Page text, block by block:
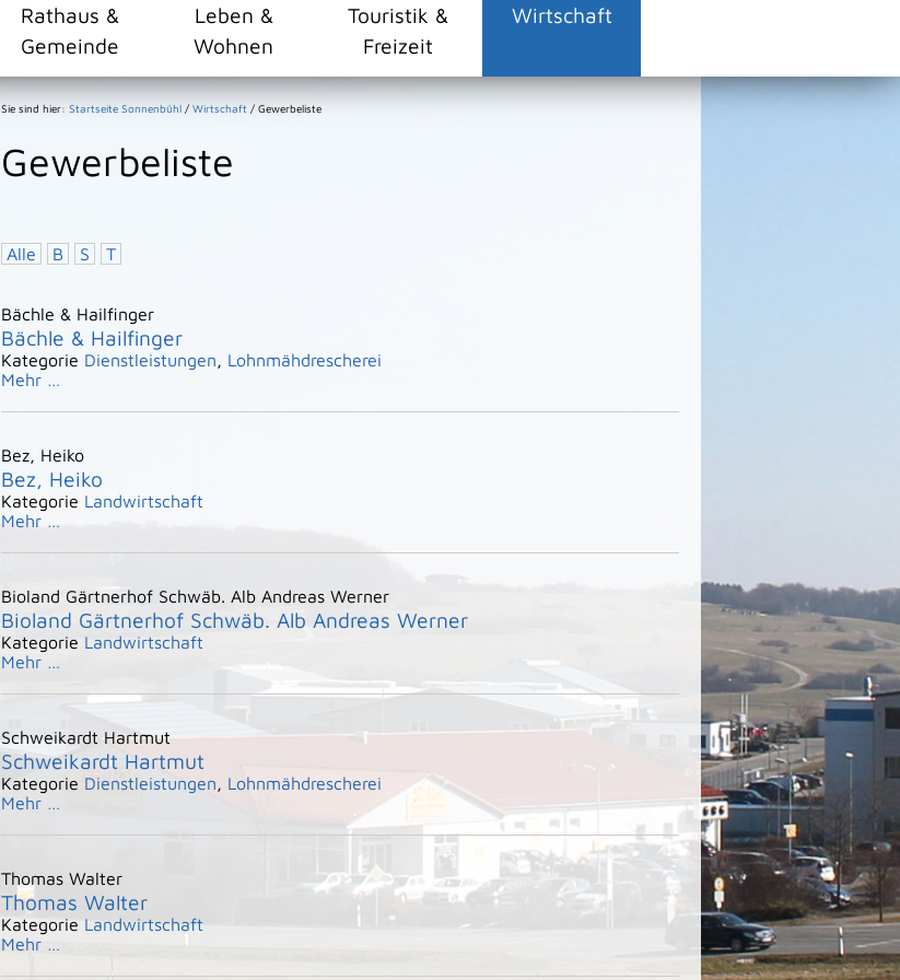
Rathaus &
Gemeinde
Leben &
Wohnen
Touristik &
Freizeit
Wirtschaft
Sie sind hier: Startseite Sonnenbühl / Wirtschaft / Gewerbeliste
Gewerbeliste
Alle B S T
Bächle & Hailfinger
Bächle & Hailfinger
Kategorie Dienstleistungen, Lohnmähdrescherei
Mehr …
Bez, Heiko
Bez, Heiko
Kategorie Landwirtschaft
Mehr …
Bioland Gärtnerhof Schwäb. Alb Andreas Werner
Bioland Gärtnerhof Schwäb. Alb Andreas Werner
Kategorie Landwirtschaft
Mehr …
Schweikardt Hartmut
Schweikardt Hartmut
Kategorie Dienstleistungen, Lohnmähdrescherei
Mehr …
Thomas Walter
Thomas Walter
Kategorie Landwirtschaft
Mehr …